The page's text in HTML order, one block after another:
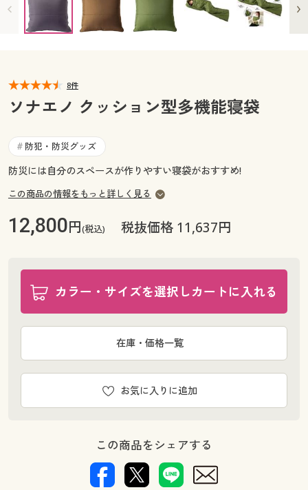
カタログ無料プレゼント
マイページ
お気に入り
サポート
ご利用ガイド
よくある質問とお問い合わせ
会員メニュー
閲覧履歴
サポート
ご利用ガイド
よくある質問とお問い合わせ
8件
ソナエノ クッション型多機能寝袋
# 防犯・防災グッズ
防災には自分のスペースが作りやすい寝袋がおすすめ!
この商品の情報をもっと詳しく見る
12,800円(税込) 税抜価格 11,637円
カラー・サイズを選択しカートに入れる
お気に入りに追加
在庫・価格一覧
この商品をシェアする